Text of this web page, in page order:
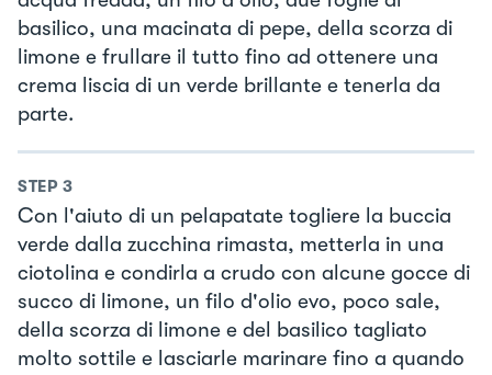
basilico, una macinata di pepe, della scorza di
limone e frullare il tutto fino ad ottenere una
crema liscia di un verde brillante e tenerla da
parte.
STEP 3
Con l'aiuto di un pelapatate togliere la buccia
verde dalla zucchina rimasta, metterla in una
ciotolina e condirla a crudo con alcune gocce di
succo di limone, un filo d'olio evo, poco sale,
della scorza di limone e del basilico tagliato
molto sottile e lasciarle marinare fino a quando